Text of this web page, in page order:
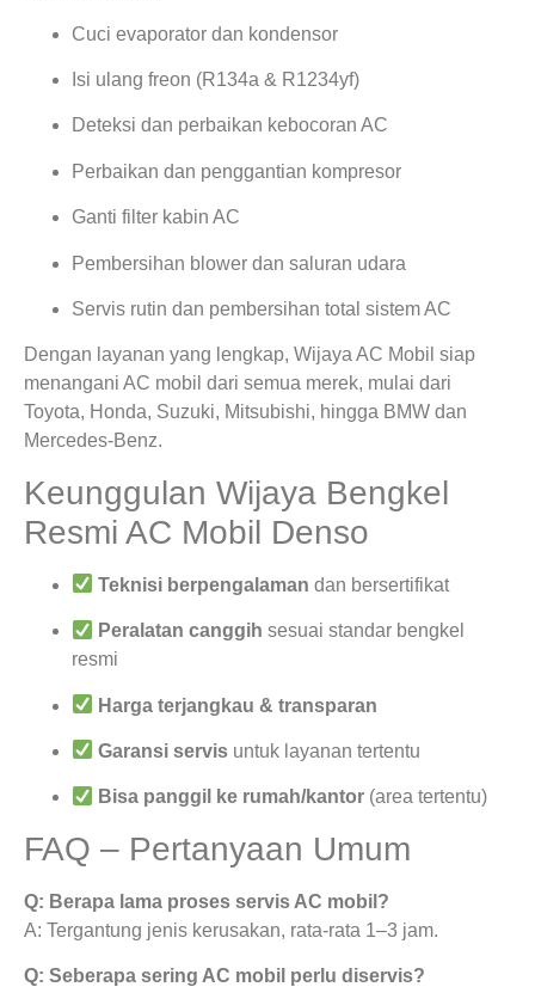
Cuci evaporator dan kondensor
Isi ulang freon (R134a & R1234yf)
Deteksi dan perbaikan kebocoran AC
Perbaikan dan penggantian kompresor
Ganti filter kabin AC
Pembersihan blower dan saluran udara
Servis rutin dan pembersihan total sistem AC
Dengan layanan yang lengkap, Wijaya AC Mobil siap
menangani AC mobil dari semua merek, mulai dari
Toyota, Honda, Suzuki, Mitsubishi, hingga BMW dan
Mercedes-Benz.
Keunggulan Wijaya Bengkel
Resmi AC Mobil Denso
Teknisi berpengalaman dan bersertifikat
Peralatan canggih sesuai standar bengkel
resmi
Harga terjangkau & transparan
Garansi servis untuk layanan tertentu
Bisa panggil ke rumah/kantor (area tertentu)
FAQ – Pertanyaan Umum
Q: Berapa lama proses servis AC mobil?
A: Tergantung jenis kerusakan, rata-rata 1–3 jam.
Q: Seberapa sering AC mobil perlu diservis?